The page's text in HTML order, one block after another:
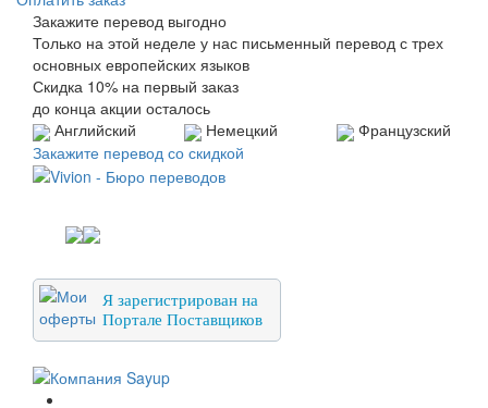
Закажите перевод выгодно
Только на этой неделе у нас письменный перевод с трех
основных европейских языков
Скидка 10% на первый заказ
до конца акции осталось
Английский
Немецкий
Французский
Закажите перевод со скидкой
Я зарегистрирован на
Портале Поставщиков